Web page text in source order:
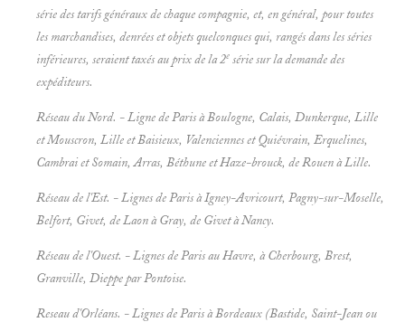
série des tarifs généraux de chaque compagnie, et, en général, pour toutes
les marchandises, denrées et objets quelconques qui, rangés dans les séries
inférieures, seraient taxés au prix de la 2e série sur la demande des
expéditeurs.
Réseau du Nord. - Ligne de Paris à Boulogne, Calais, Dunkerque, Lille
et Mouscron, Lille et Baisieux, Valenciennes et Quiévrain, Erquelines,
Cambrai et Somain, Arras, Béthune et Haze-brouck, de Rouen à Lille.
Réseau de l'Est. - Lignes de Paris à Igney-Avricourt, Pagny-sur-Moselle,
Belfort, Givet, de Laon à Gray, de Givet à Nancy.
Réseau de l'Ouest. - Lignes de Paris au Havre, à Cherbourg, Brest,
Granville, Dieppe par Pontoise.
Reseau d'Orléans. - Lignes de Paris à Bordeaux (Bastide, Saint-Jean ou